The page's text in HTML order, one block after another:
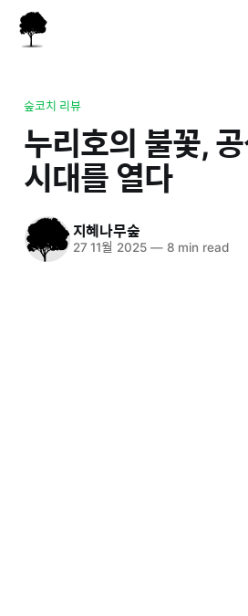
숲코치 리뷰
누리호의 불꽃,
시대를 열다
지혜나무숲
27 11월 2025 —8 min read